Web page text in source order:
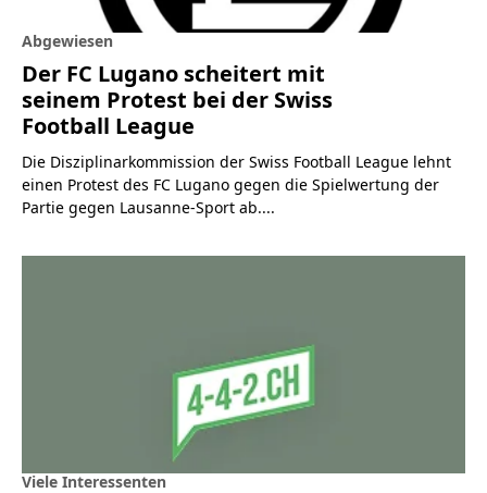
Abgewiesen
Der FC Lugano scheitert mit
seinem Protest bei der Swiss
Football League
Die Disziplinarkommission der Swiss Football League lehnt
einen Protest des FC Lugano gegen die Spielwertung der
Partie gegen Lausanne-Sport ab....
Viele Interessenten